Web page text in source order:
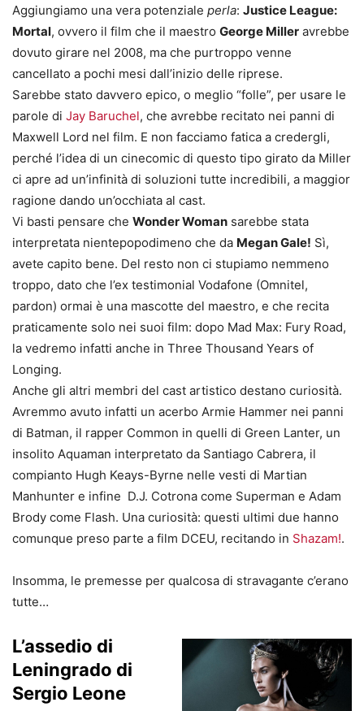
Aggiungiamo una vera potenziale perla: Justice League:
Mortal, ovvero il film che il maestro George Miller avrebbe
dovuto girare nel 2008, ma che purtroppo venne
cancellato a pochi mesi dall’inizio delle riprese.
Sarebbe stato davvero epico, o meglio “folle”, per usare le
parole di Jay Baruchel, che avrebbe recitato nei panni di
Maxwell Lord nel film. E non facciamo fatica a credergli,
perché l’idea di un cinecomic di questo tipo girato da Miller
ci apre ad un’infinità di soluzioni tutte incredibili, a maggior
ragione dando un’occhiata al cast.
Vi basti pensare che Wonder Woman sarebbe stata
interpretata nientepopodimeno che da Megan Gale! Sì,
avete capito bene. Del resto non ci stupiamo nemmeno
troppo, dato che l’ex testimonial Vodafone (Omnitel,
pardon) ormai è una mascotte del maestro, e che recita
praticamente solo nei suoi film: dopo Mad Max: Fury Road,
la vedremo infatti anche in Three Thousand Years of
Longing.
Anche gli altri membri del cast artistico destano curiosità.
Avremmo avuto infatti un acerbo Armie Hammer nei panni
di Batman, il rapper Common in quelli di Green Lanter, un
insolito Aquaman interpretato da Santiago Cabrera, il
compianto Hugh Keays-Byrne nelle vesti di Martian
Manhunter e infine D.J. Cotrona come Superman e Adam
Brody come Flash. Una curiosità: questi ultimi due hanno
comunque preso parte a film DCEU, recitando in Shazam!.
Insomma, le premesse per qualcosa di stravagante c’erano
tutte…
L’assedio di
Leningrado di
Sergio Leone